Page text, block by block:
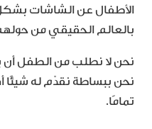
الأطفال عن الشاشات
بالعالم الحقيقي من
نحن لا نطلب من الطفل أن
نحن ببساطة نقدّم له شيئًا
تمامًا.